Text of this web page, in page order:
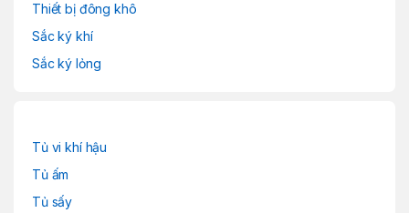
Thiết bị đông khô
Sắc ký khí
Sắc ký lỏng
Tủ vi khí hậu
Tủ ấm
Tủ sấy